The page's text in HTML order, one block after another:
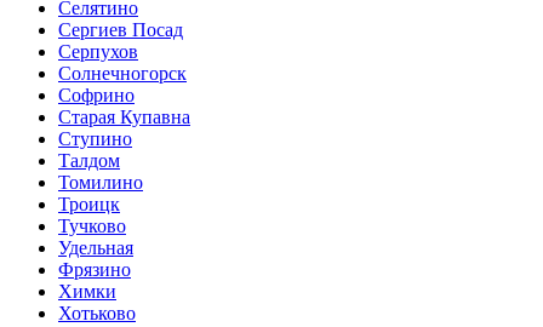
Селятино
Сергиев Посад
Серпухов
Солнечногорск
Софрино
Старая Купавна
Ступино
Талдом
Томилино
Троицк
Тучково
Удельная
Фрязино
Химки
Хотьково